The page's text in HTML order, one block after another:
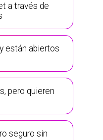
a través de
están abiertos
pero quieren
seguro sin